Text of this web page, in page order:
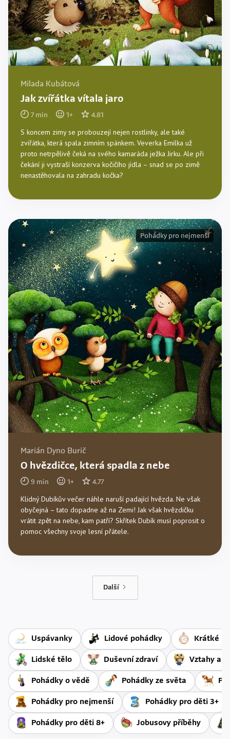
Milada Kubátová
Jak zvířátka vítala jaro
7min 1+ 4.81
S koncem zimy se probouzejí nejen rostlinky, ale také
zvířátka, která spala zimním spánkem. Veverka Emilka už
proto netrpělivě čeká na svého kamaráda ježka Jirku. Ale při
čekání ji vystraší konzerva kočičího jídla – snad se po zimě
nenastěhovala na zahradu kočka?
Marián Dyno Burič
O hvězdičce, která spadla z nebe
9 min 1+ 4.77
Klidný Dubíkův večer náhle naruší padající hvězda. Ne však
obyčejná – tato dopadne až na Zemi! Jak však hvězdičku
vrátit zpět na nebe, kam patří? Skřítek Dubík musí poprosit o
pomoc všechny svoje lesní přátele.
Pohádky pro nejmenší
Další
Uspávanky Lidové pohádky Krátké
Lidské tělo Duševní zdraví Vztahy a
Pohádky o vědě Pohádky ze světa
Pohádky pro nejmenší Pohádky pro děti 3+
Pohádky pro děti 8+ Jobusovy příběhy